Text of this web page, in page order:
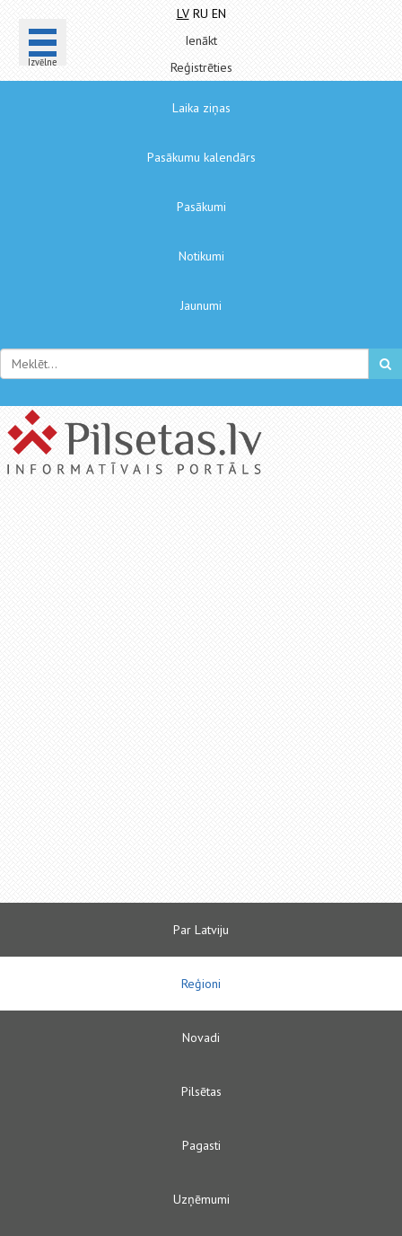
Izvēlne
LV RU EN
Ienākt
Reģistrēties
Laika ziņas
Pasākumu kalendārs
Pasākumi
Notikumi
Jaunumi
Par Latviju
Reģioni
Novadi
Pilsētas
Pagasti
Uzņēmumi